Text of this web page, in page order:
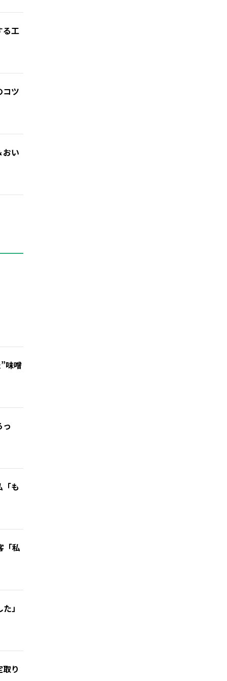
る工
コツ
おい
味噌
「も
「私
」
り